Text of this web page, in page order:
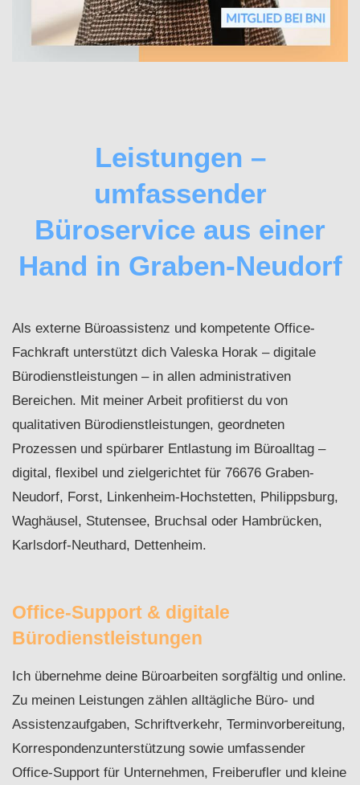
Leistungen –
umfassender
Büroservice aus einer
Hand in Graben-Neudorf
Als externe Büroassistenz und kompetente Office-
Fachkraft unterstützt dich Valeska Horak – digitale
Bürodienstleistungen – in allen administrativen
Bereichen. Mit meiner Arbeit profitierst du von
qualitativen Bürodienstleistungen, geordneten
Prozessen und spürbarer Entlastung im Büroalltag –
digital, flexibel und zielgerichtet für 76676 Graben-
Neudorf, Forst, Linkenheim-Hochstetten, Philippsburg,
Waghäusel, Stutensee, Bruchsal oder Hambrücken,
Karlsdorf-Neuthard, Dettenheim.
Office-Support & digitale
Bürodienstleistungen
Ich übernehme deine Büroarbeiten sorgfältig und online.
Zu meinen Leistungen zählen alltägliche Büro- und
Assistenzaufgaben, Schriftverkehr, Terminvorbereitung,
Korrespondenzunterstützung sowie umfassender
Office-Support für Unternehmen, Freiberufler und kleine